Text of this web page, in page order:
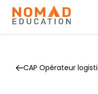
CAP Opérateur